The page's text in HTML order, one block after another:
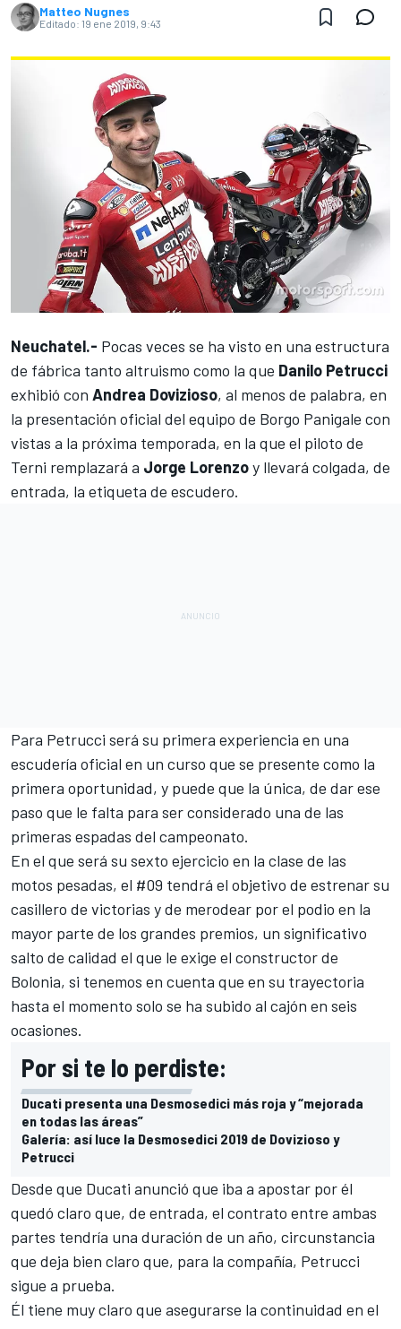
Matteo Nugnes
Editado: 19 ene 2019, 9:43
Neuchatel.- Pocas veces se ha visto en una estructura
de fábrica tanto altruismo como la que Danilo Petrucci
exhibió con Andrea Dovizioso, al menos de palabra, en
la presentación oficial del equipo de Borgo Panigale con
vistas a la próxima temporada, en la que el piloto de
Terni remplazará a Jorge Lorenzoy llevará colgada, de
entrada, la etiqueta de escudero.
Para Petrucci será su primera experiencia en una
escudería oficial en un curso que se presente como la
primera oportunidad, y puede que la única, de dar ese
paso que le falta para ser considerado una de las
primeras espadas del campeonato.
En el que será su sexto ejercicio en la clase de las
motos pesadas, el #09 tendrá el objetivo de estrenar su
casillero de victorias y de merodear por el podio en la
mayor parte de los grandes premios, un significativo
salto de calidad el que le exige el constructor de
Bolonia, si tenemos en cuenta que en su trayectoria
hasta el momento solo se ha subido al cajón en seis
ocasiones.
Por si te lo perdiste:
Ducati presenta una Desmosedici más roja y “mejorada
en todas las áreas”
Galería: así luce la Desmosedici 2019 de Dovizioso y
Petrucci
Desde que Ducati anunció que iba a apostar por él
quedó claro que, de entrada, el contrato entre ambas
partes tendría una duración de un año, circunstancia
que deja bien claro que, para la compañía, Petrucci
sigue a prueba.
Él tiene muy claro que asegurarse la continuidad en el